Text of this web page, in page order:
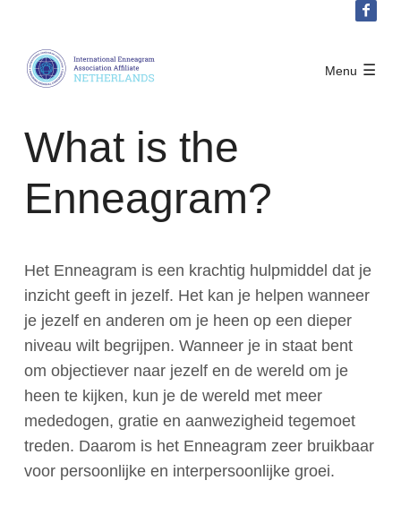
over
naar
het
Sprint
hoofdinhoud
Menu
What is the
Enneagram?
Het Enneagram is een krachtig hulpmiddel dat je
inzicht geeft in jezelf. Het kan je helpen wanneer
je jezelf en anderen om je heen op een dieper
niveau wilt begrijpen. Wanneer je in staat bent
om objectiever naar jezelf en de wereld om je
heen te kijken, kun je de wereld met meer
mededogen, gratie en aanwezigheid tegemoet
treden. Daarom is het Enneagram zeer bruikbaar
voor persoonlijke en interpersoonlijke groei.
Doelstelling
Board IEA Afiliation Netherlands
Contact
Word lid
Inloggen
English